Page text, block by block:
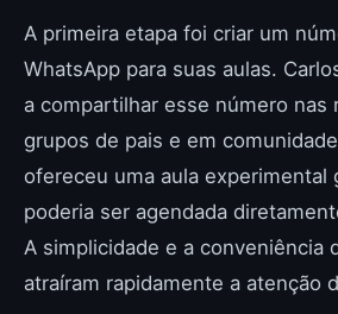
A primeira etapa foi criar um
WhatsApp para suas aulas.
a compartilhar esse número nas
grupos de pais e em
ofereceu uma aula experimental
poderia ser agendada
A simplicidade e a conveniência
atraíram rapidamente a atenção